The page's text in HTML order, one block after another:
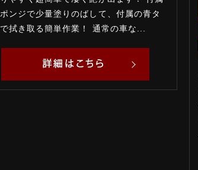
ンジで少量塗りのばして、付属の青タ
拭き取る簡単作業！ 通常の車な...